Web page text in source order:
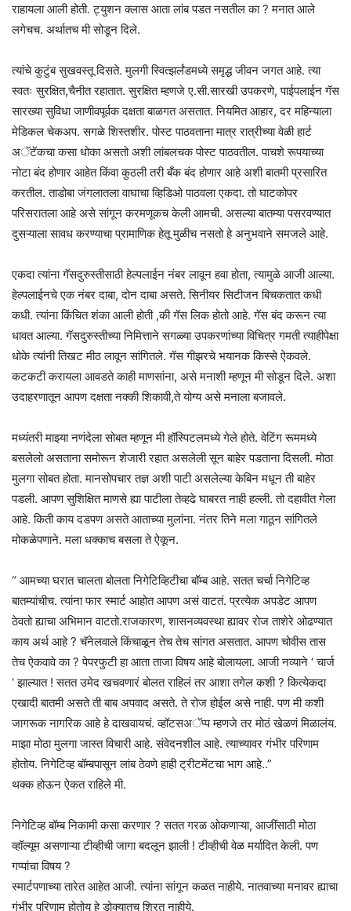
राहायला आली होती. ट्युशन क्लास आता लांब पडत नसतील का ? मनात आले
लगेचच. अर्थातच मी सोडून दिले.
त्यांचे कुटुंब सुखवस्तू दिसते. मुलगी स्वित्झर्लंडमध्ये समृद्ध जीवन जगत आहे. त्या
स्वतः सुरक्षित,चैनीत रहातात. सुरक्षित म्हणजे ए.सी.सारखी उपकरणे, पाईपलाईन गॅस
सारख्या सुविधा जाणीवपूर्वक दक्षता बाळगत असतात. नियमित आहार, दर महिन्याला
मेडिकल चेकअप. सगळे शिस्तशीर. पोस्ट पाठवताना मात्र रात्रीच्या वेळी हार्ट
अॅटॅकचा कसा धोका असतो अशी लांबलचक पोस्ट पाठवतील. पाचशे रूपयाच्या
नोटा बंद होणार आहेत किंवा कुठली तरी बँक बंद होणार आहे अशी बातमी प्रसारित
करतील. ताडोबा जंगलातला वाघाचा व्हिडिओ पाठवला एकदा. तो घाटकोपर
परिसरातला आहे असे सांगून करमणूकच केली आमची. असल्या बातम्या पसरवण्यात
दुसऱ्याला सावध करण्याचा प्रामाणिक हेतू मुळीच नसतो हे अनुभवाने समजले आहे.
एकदा त्यांना गॅसदुरुस्तीसाठी हेल्पलाईन नंबर लावून हवा होता, त्यामुळे आजी आल्या.
हेल्पलाईनचे एक नंबर दाबा, दोन दाबा असते. सिनीयर सिटीजन बिचकतात कधी
कधी. त्यांना किंचित शंका आली होती ,की गॅस लिक होतो आहे. गॅस बंद करून त्या
धावत आल्या. गॅसदुरुस्तीच्या निमित्ताने सगळ्या उपकरणांच्या विचित्र गमती त्याहीपेक्षा
धोके त्यांनी तिखट मीठ लावून सांगितले. गॅस गीझरचे भयानक किस्से ऐकवले.
कटकटी करायला आवडते काही माणसांना, असे मनाशी म्हणून मी सोडून दिले. अशा
उदाहरणातून आपण दक्षता नक्की शिकावी,ते योग्य असे मनाला बजावले.
मध्यंतरी माझ्या नणंदेला सोबत म्हणून मी हॉस्पिटलमध्ये गेले होते. वेटिंग रूममध्ये
बसलेलो असताना समोरून शेजारी रहात असलेली सून बाहेर पडताना दिसली. मोठा
मुलगा सोबत होता. मानसोपचार तज्ञ अशी पाटी असलेल्या केबिन मधून ती बाहेर
पडली. आपण सुशिक्षित माणसे ह्या पाटीला तेव्हढे घाबरत नाही हल्ली. तो दहावीत गेला
आहे. किती काय दडपण असते आताच्या मुलांना. नंतर तिने मला गाठून सांगितले
मोकळेपणाने. मला धक्काच बसला ते ऐकून.
“ आमच्या घरात चालता बोलता निगेटिव्हिटीचा बॉम्ब आहे. सतत चर्चा निगेटिव्ह
बातम्यांचीच. त्यांना फार स्मार्ट आहोत आपण असं वाटतं. प्रत्येक अपडेट आपण
ठेवतो ह्याचा अभिमान वाटतो.राजकारण, शासनव्यवस्था ह्यावर रोज ताशेरे ओढण्यात
काय अर्थ आहे ? चॅनेलवाले किंचाळून तेच तेच सांगत असतात. आपण चोवीस तास
तेच ऐकवावे का ? पेपरफुटी हा आता ताजा विषय आहे बोलायला. आजी नव्याने ‘ चार्ज
‘ झाल्यात ! सतत उमेद खचवणारं बोलत राहिलं तर आशा तगेल कशी ? कित्येकदा
एखादी बातमी असते ती बाब अपवाद असते. ते रोज होईल असे नाही. पण मी कशी
जागरूक नागरिक आहे हे दाखवायचं. व्हॉटसअॅप्प म्हणजे तर मोठं खेळणं मिळालंय.
माझा मोठा मुलगा जास्त विचारी आहे. संवेदनशील आहे. त्याच्यावर गंभीर परिणाम
होतोय. निगेटिव्ह बॉम्बपासून लांब ठेवणे हाही ट्रीटमेंटचा भाग आहे..”
थक्क होऊन ऐकत राहिले मी.
निगेटिव्ह बॉम्ब निकामी कसा करणार ? सतत गरळ ओकणाऱ्या, आजींसाठी मोठा
व्हॉल्यूम असणाऱ्या टीव्हीची जागा बदलून झाली ! टीव्हीची वेळ मर्यादित केली. पण
गप्पांचा विषय ?
स्मार्टपणाच्या तारेत आहेत आजी. त्यांना सांगून कळत नाहीये. नातवाच्या मनावर ह्याचा
गंभीर परिणाम होतोय हे डोक्यातच शिरत नाहीये.